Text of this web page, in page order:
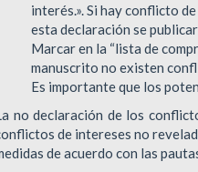
interés.». Si hay conflicto
esta declaración se
Marcar en la “lista de
manuscrito no existen
Es importante que los
no declaración de los
de intereses no
de acuerdo con las